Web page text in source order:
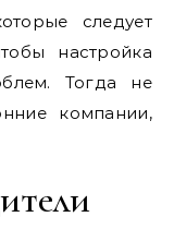
следует
настройка
Тогда не
компании,